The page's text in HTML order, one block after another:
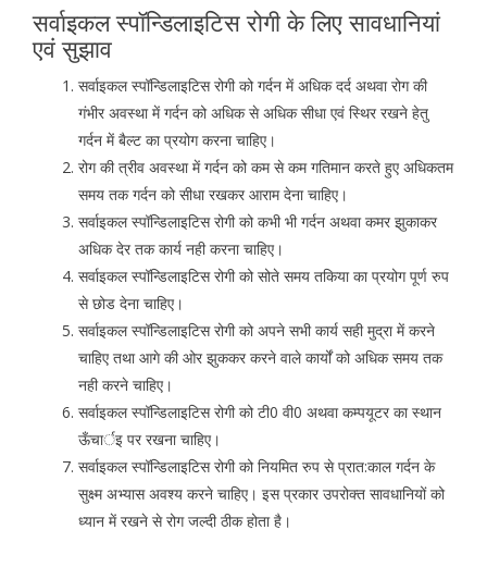
सर्वाइकल स्पॉन्डिलाइटिस रोगी के लिए सावधानियां
एवं सुझाव
सर्वाइकल स्पॉन्डिलाइटिस रोगी को गर्दन में अधिक दर्द अथवा रोग की
गंभीर अवस्था में गर्दन को अधिक से अधिक सीधा एवं स्थिर रखने हेतु
गर्दन में बैल्ट का प्रयोग करना चाहिए।
रोग की त्रीव अवस्था में गर्दन को कम से कम गतिमान करते हुए अधिकतम
समय तक गर्दन को सीधा रखकर आराम देना चाहिए।
सर्वाइकल स्पॉन्डिलाइटिस रोगी को कभी भी गर्दन अथवा कमर झुकाकर
अधिक देर तक कार्य नही करना चाहिए।
सर्वाइकल स्पॉन्डिलाइटिस रोगी को सोते समय तकिया का प्रयोग पूर्ण रुप
से छोड देना चाहिए।
सर्वाइकल स्पॉन्डिलाइटिस रोगी को अपने सभी कार्य सही मुद्रा में करने
चाहिए तथा आगे की ओर झुककर करने वाले कार्यों को अधिक समय तक
नही करने चाहिए।
सर्वाइकल स्पॉन्डिलाइटिस रोगी को टी0 वी0 अथवा कम्पयूटर का स्थान
ऊँचार्इ पर रखना चाहिए।
सर्वाइकल स्पॉन्डिलाइटिस रोगी को नियमित रुप से प्रात:काल गर्दन के
सुक्ष्म अभ्यास अवश्य करने चाहिए। इस प्रकार उपरोक्त सावधानियों को
ध्यान में रखने से रोग जल्दी ठीक होता है।